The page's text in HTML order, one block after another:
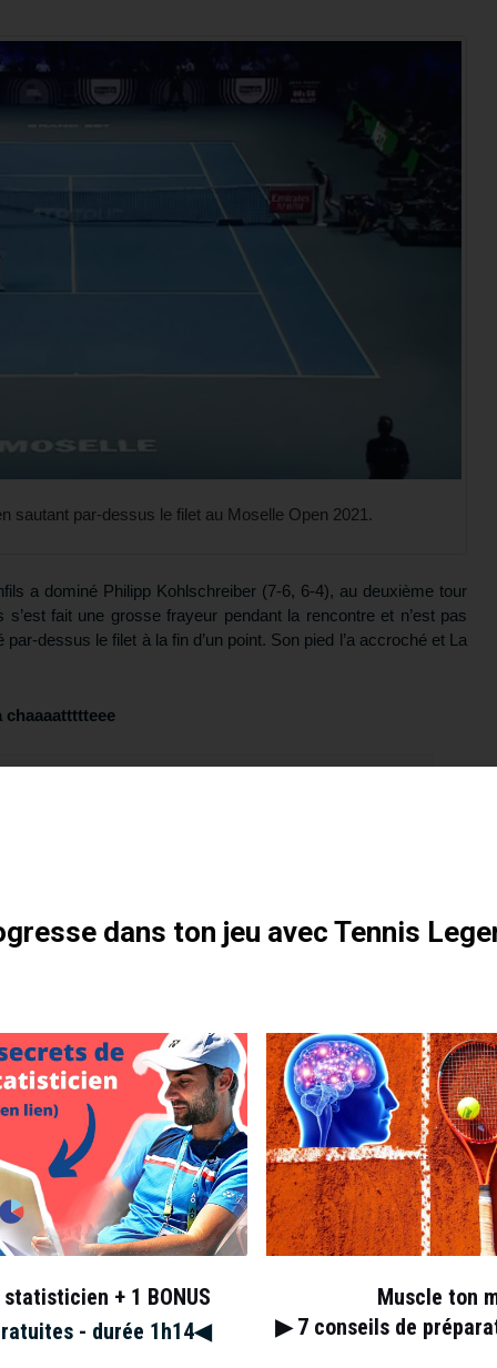
sautant par-dessus le filet au Moselle Open 2021.
a dominé Philipp Kohlschreiber (7-6, 6-4), au deuxième tour
fait une grosse frayeur pendant la rencontre et n’est pas
par-dessus le filet à la fin d’un point. Son pied l’a accroché et La
chaaaattttteee
September 23, 2021
@gael_monfils#MoselleOpen
September 23, 2021
dans ton jeu avec Tennis
+ 1 BONUS
- durée 1h14◀︎
Muscle ton
▶︎ 7 conseils de